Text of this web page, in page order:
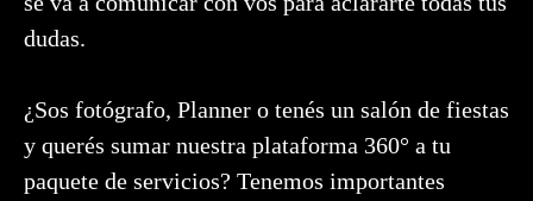
dudas.
¿Sos fotógrafo, Planner o tenés un salón de fiestas
y querés sumar nuestra plataforma 360° a tu
paquete de servicios? Tenemos importantes